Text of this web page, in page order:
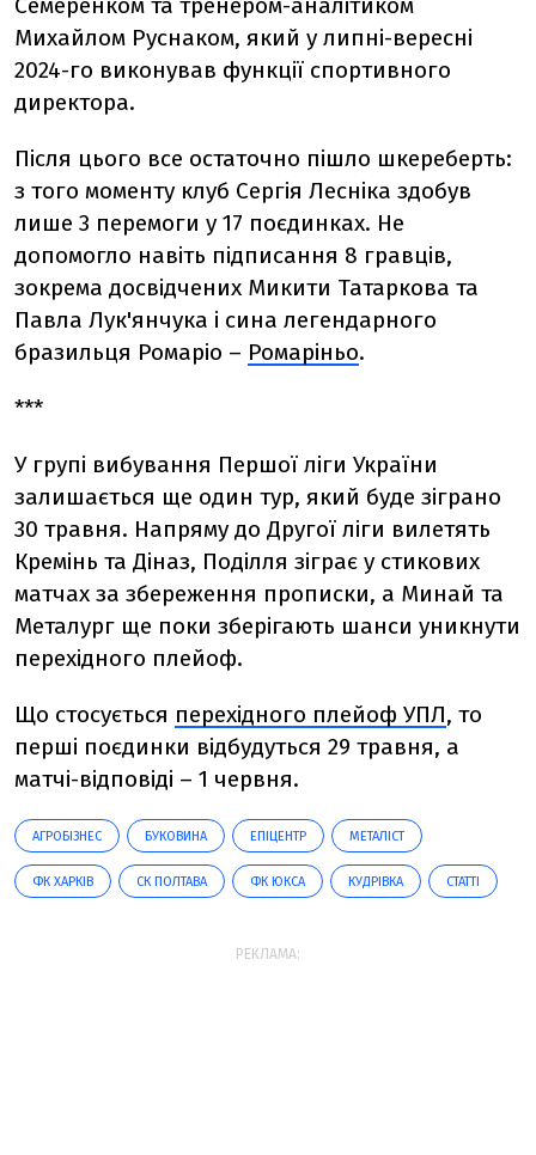
Михайлом Руснаком, який у липні-вересні
2024-го виконував функції спортивного
директора.
Після цього все остаточно пішло шкереберть:
з того моменту клуб Сергія Лесніка здобув
лише 3 перемоги у 17 поєдинках. Не
допомогло навіть підписання 8 гравців,
зокрема досвідчених Микити Татаркова та
Павла Лук'янчука і сина легендарного
бразильця Ромаріо – Ромаріньо.
***
У групі вибування Першої ліги України
залишається ще один тур, який буде зіграно
30 травня. Напряму до Другої ліги вилетять
Кремінь та Діназ, Поділля зіграє у стикових
матчах за збереження прописки, а Минай та
Металург ще поки зберігають шанси уникнути
перехідного плейоф.
Що стосується перехідного плейоф УПЛ, то
перші поєдинки відбудуться 29 травня, а
матчі-відповіді – 1 червня.
АГРОБІЗНЕС БУКОВИНА ЕПІЦЕНТР МЕТАЛІСТ
ФК ХАРКІВ СК ПОЛТАВА ФК ЮКСА КУДРІВКА СТАТТІ
РЕКЛАМА: